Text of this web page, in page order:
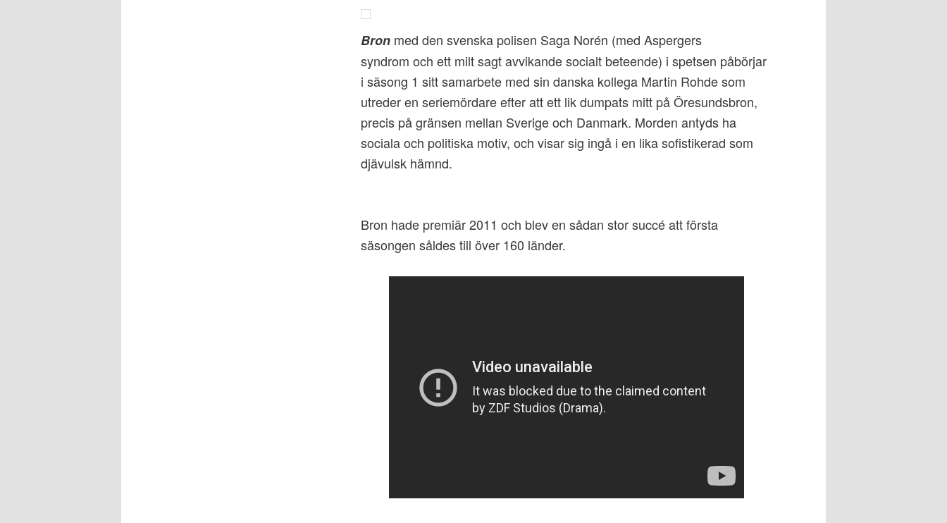
Bron med den svenska polisen Saga Norén (med Aspergers
syndrom och ett milt sagt avvikande socialt beteende) i spetsen påbörjar
i säsong 1 sitt samarbete med sin danska kollega Martin Rohde som
utreder en seriemördare efter att ett lik dumpats mitt på Öresundsbron,
precis på gränsen mellan Sverige och Danmark. Morden antyds ha
sociala och politiska motiv, och visar sig ingå i en lika sofistikerad som
djävulsk hämnd.
Bron hade premiär 2011 och blev en sådan stor succé att första
säsongen såldes till över 160 länder.